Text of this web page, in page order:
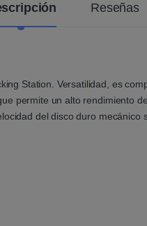
Reseñas
Station. Versatilidad, es
permite un alto rendimiento
del disco duro